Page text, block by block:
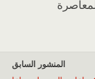
المنشور السابق